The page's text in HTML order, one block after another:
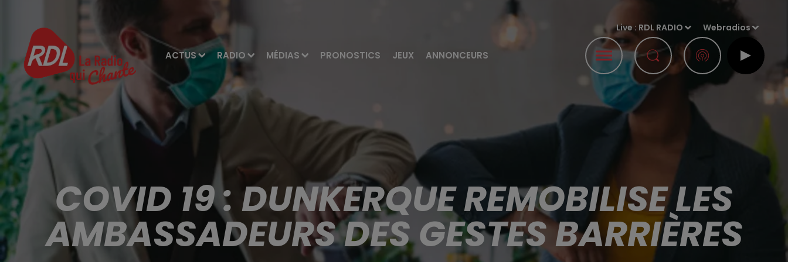
ACTUS RADIO MÉDIAS PRONOSTICS JEUX ANNONCEURS
Live : RDL RADIO Webradios
COVID 19 : DUNKERQUE REMOBILISE LES
AMBASSADEURS DES GESTES BARRIÈRES